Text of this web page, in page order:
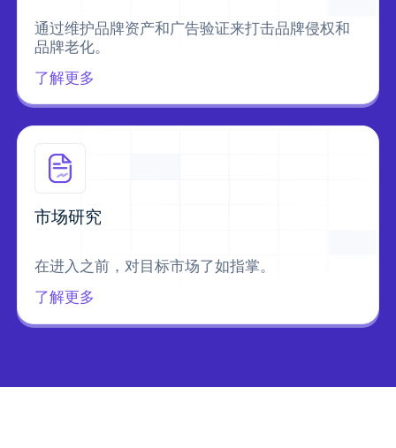
通过维护品牌资产和广告验证来打击品牌侵权和
品牌老化。
了解更多
市场研究
在进入之前，对目标市场了如指掌。
了解更多